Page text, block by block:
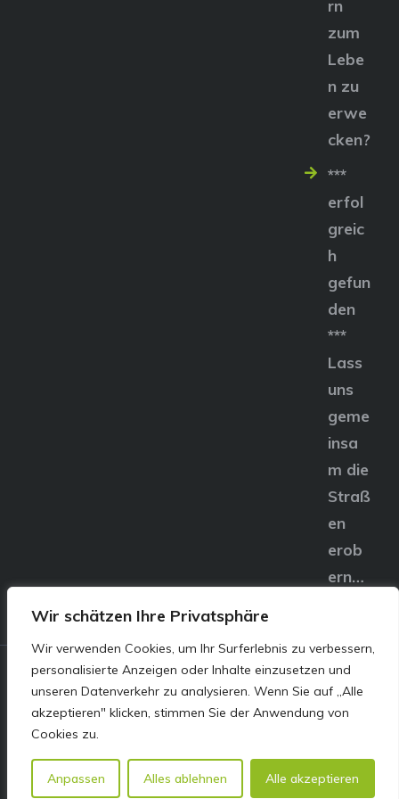
Wir schätzen Ihre Privatsphäre
Wir verwenden Cookies, um Ihr Surferlebnis zu verbessern,
personalisierte Anzeigen oder Inhalte einzusetzen und
unseren Datenverkehr zu analysieren. Wenn Sie auf „Alle
akzeptieren" klicken, stimmen Sie der Anwendung von
Cookies zu.
Anpassen Alles ablehnen Alle akzeptieren
rn
zum
Lebe
n zu
erwe
cken?
***
erfol
greic
h
gefun
den
***
Lass
uns
geme
insa
m die
Straß
en
erob
ern…
© E&S Motors GmbH,
Linzer Straße 83 4240
Freistadt